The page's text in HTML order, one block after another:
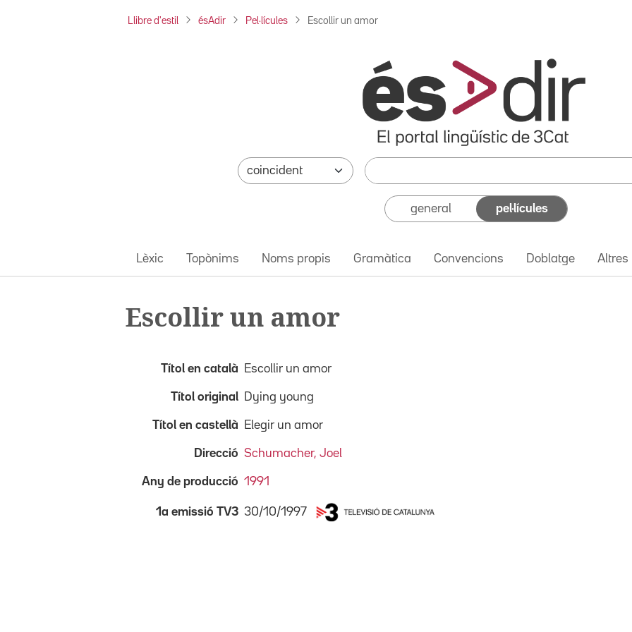
Llibre d'estil ésAdir Pel·lícules Escollir un amor
general pel·lícules
Lèxic Topònims Noms propis Gramàtica Convencions Doblatge Altres
Escollir un amor
Títol en català Escollir un amor
Títol original Dying young
Títol en castellà Elegir un amor
Direcció Schumacher, Joel
Any de producció 1991
1a emissió TV3 30/10/1997